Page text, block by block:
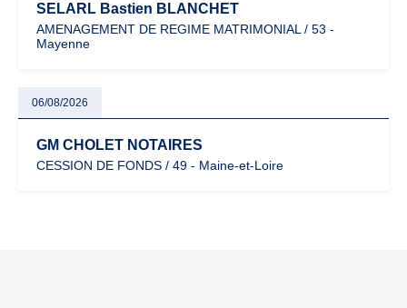
SELARL Bastien BLANCHET
AMENAGEMENT DE REGIME MATRIMONIAL / 53 -
Mayenne
06/08/2026
GM CHOLET NOTAIRES
CESSION DE FONDS / 49 - Maine-et-Loire